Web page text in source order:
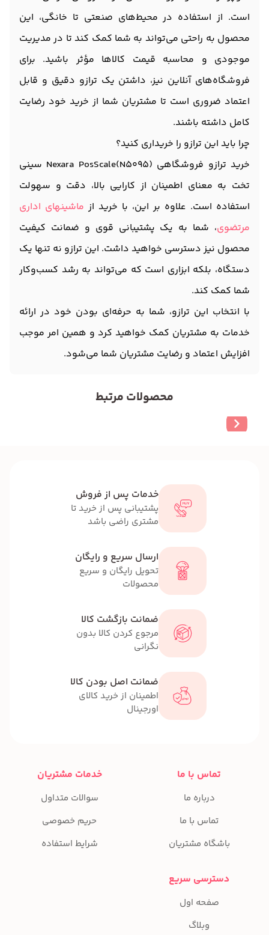
است. از استفاده در محیط‌های صنعتی تا خانگی، این
محصول به راحتی می‌تواند به شما کمک کند تا در مدیریت
موجودی و محاسبه قیمت کالاها مؤثر باشید. برای
فروشگاه‌های آنلاین نیز، داشتن یک ترازو دقیق و قابل
اعتماد ضروری است تا مشتریان شما از خرید خود رضایت
کامل داشته باشند.
چرا باید این ترازو را خریداری کنید؟
خرید ترازو فروشگاهی Nexara PosScale(N5095) سینی
تخت به معنای اطمینان از کارایی بالا، دقت و سهولت
استفاده است. علاوه بر این، با خرید از ماشینهای اداری
مرتضوی، شما به یک پشتیبانی قوی و ضمانت کیفیت
محصول نیز دسترسی خواهید داشت. این ترازو نه تنها یک
دستگاه، بلکه ابزاری است که می‌تواند به رشد کسب‌وکار
شما کمک کند.
با انتخاب این ترازو، شما به حرفه‌ای بودن خود در ارائه
خدمات به مشتریان کمک خواهید کرد و همین امر موجب
افزایش اعتماد و رضایت مشتریان شما می‌شود.
محصولات مرتبط
خدمات پس از فروش
پشتیبانی پس از خرید تا
مشتری راضی باشد
ارسال سریع و رایگان
تحویل رایگان و سریع
محصولات
ضمانت بازگشت کالا
مرجوع کردن کالا بدون
نگرانی
ضمانت اصل بودن کالا
اطمینان از خرید کالای
اورجینال
تماس با ما
درباره ما
تماس با ما
باشگاه مشتریان
خدمات مشتریان
سوالات متداول
حریم خصوصی
شرایط استفاده
دسترسی سریع
صفحه اول
وبلاگ